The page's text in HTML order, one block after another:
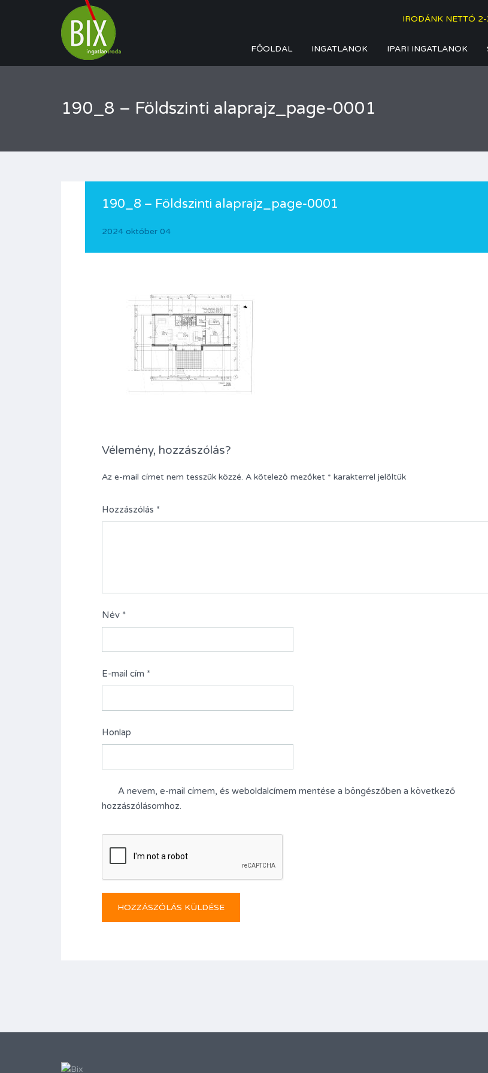
IRODÁNK NETTÓ
FŐOLDAL INGATLANOK IPARI INGATLANOK
190_8 – Földszinti alaprajz_page-0001
190_8 – Földszinti alaprajz_page-0001
2024 október 04
Vélemény, hozzászólás?
Az e-mail címet nem tesszük közzé. A kötelező mezőket * karakterrel jelöltük
Hozzászólás *
Név *
E-mail cím *
Honlap
A nevem, e-mail címem, és weboldalcímem mentése a böngészőben a következő
hozzászólásomhoz.